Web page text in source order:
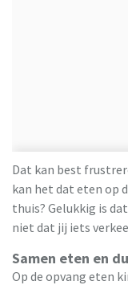
Dat kan best
kan het dat eten op
thuis? Gelukkig is
niet dat jij iets
Samen eten en
Op de opvang eten